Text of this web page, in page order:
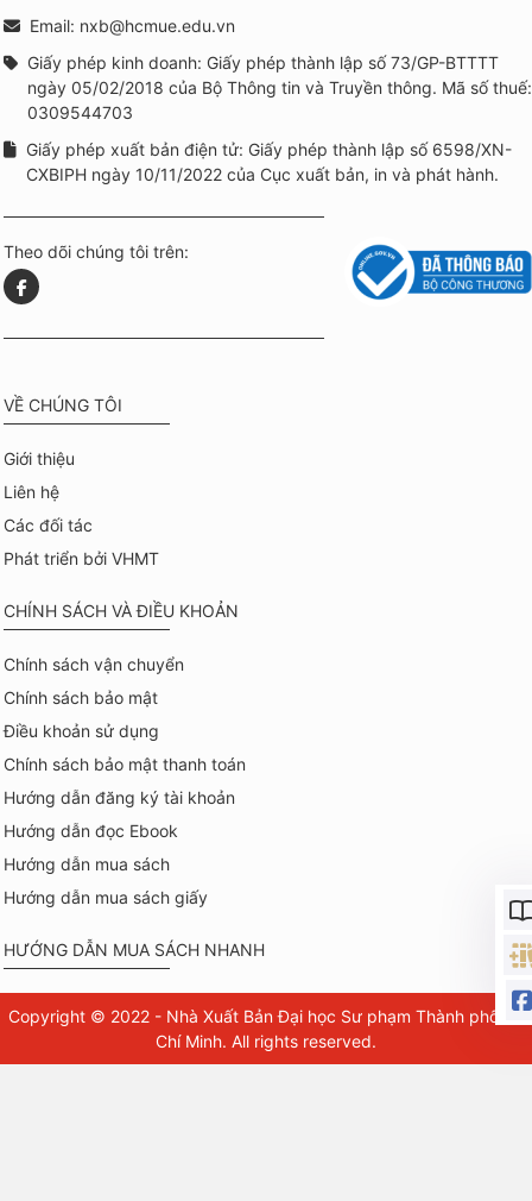
Email: nxb@hcmue.edu.vn
Giấy phép kinh doanh: Giấy phép thành lập số 73/GP-BTTTT
ngày 05/02/2018 của Bộ Thông tin và Truyền thông. Mã số thuế:
0309544703
Giấy phép xuất bản điện tử: Giấy phép thành lập số 6598/XN-
CXBIPH ngày 10/11/2022 của Cục xuất bản, in và phát hành.
Theo dõi chúng tôi trên:
VỀ CHÚNG TÔI
Giới thiệu
Liên hệ
Các đối tác
Phát triển bởi VHMT
CHÍNH SÁCH VÀ ĐIỀU KHOẢN
Chính sách vận chuyển
Chính sách bảo mật
Điều khoản sử dụng
Chính sách bảo mật thanh toán
Hướng dẫn đăng ký tài khoản
Hướng dẫn đọc Ebook
Hướng dẫn mua sách
Hướng dẫn mua sách giấy
HƯỚNG DẪN MUA SÁCH NHANH
Copyright © 2022 - Nhà Xuất Bản Đại học Sư phạm Thành phố Hồ
Chí Minh. All rights reserved.